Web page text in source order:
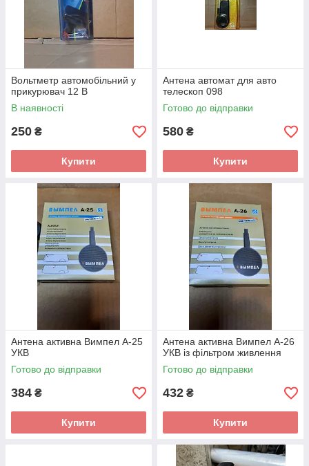
Вольтметр автомобільний у
прикурювач 12 В
В наявності
250 ₴
Купити
Антена автомат для авто
телескоп 098
Готово до відправки
580 ₴
Купити
Антена активна Вимпел А-25
УКВ
Готово до відправки
384 ₴
Купити
Антена активна Вимпел А-26
УКВ із фільтром живлення
Готово до відправки
432 ₴
Купити